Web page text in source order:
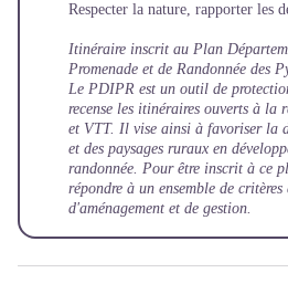
Respecter la nature, rapporter les
Itinéraire inscrit au Plan
Promenade et de Randonnée des
Le PDIPR est un outil de
recense les itinéraires ouverts à la
et VTT. Il vise ainsi à favoriser la
et des paysages ruraux en
randonnée. Pour être inscrit à ce
répondre à un ensemble de
d'aménagement et de gestion.